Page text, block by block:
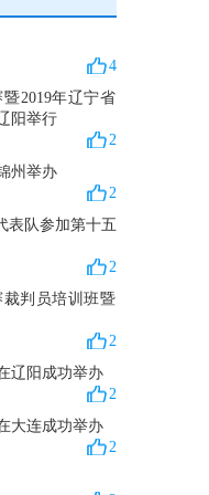
4
2019年辽宁省
阳举行
2
州举办
2
表队参加第十五
2
判员培训班暨
2
辽阳成功举办
2
大连成功举办
2